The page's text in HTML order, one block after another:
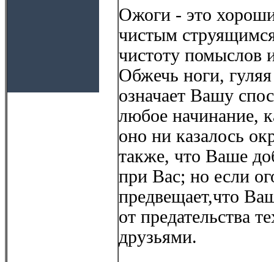
Ожоги - это
чистым
чистоту помыслов
Обжечь ноги,
означает Вашу
любое начинание,
оно ни казалось
также, что Ваше
при Вас; но если
предвещает,что
от предательства
друзьями.